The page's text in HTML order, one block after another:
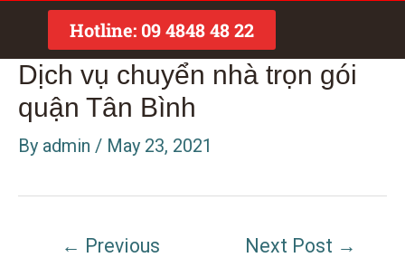
content
Hotline: 09 4848 48 22
Dịch vụ chuyển nhà trọn gói
quận Tân Bình
By admin / May 23, 2021
Post
navigation
← Previous
Next Post →